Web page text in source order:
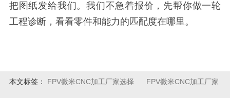
把图纸发给我们。我们不急着报价，先帮你做一轮
工程诊断，看看零件和能力的匹配度在哪里。
本文标签： FPV微米CNC加工厂家选择 FPV微米CNC加工厂家